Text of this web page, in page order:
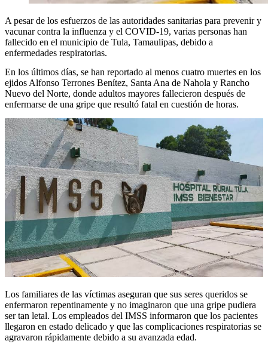
A pesar de los esfuerzos de las autoridades sanitarias para prevenir y
vacunar contra la influenza y el COVID-19, varias personas han
fallecido en el municipio de Tula, Tamaulipas, debido a
enfermedades respiratorias.
En los últimos días, se han reportado al menos cuatro muertes en los
ejidos Alfonso Terrones Benítez, Santa Ana de Nahola y Rancho
Nuevo del Norte, donde adultos mayores fallecieron después de
enfermarse de una gripe que resultó fatal en cuestión de horas.
Los familiares de las víctimas aseguran que sus seres queridos se
enfermaron repentinamente y no imaginaron que una gripe pudiera
ser tan letal. Los empleados del IMSS informaron que los pacientes
llegaron en estado delicado y que las complicaciones respiratorias se
agravaron rápidamente debido a su avanzada edad.